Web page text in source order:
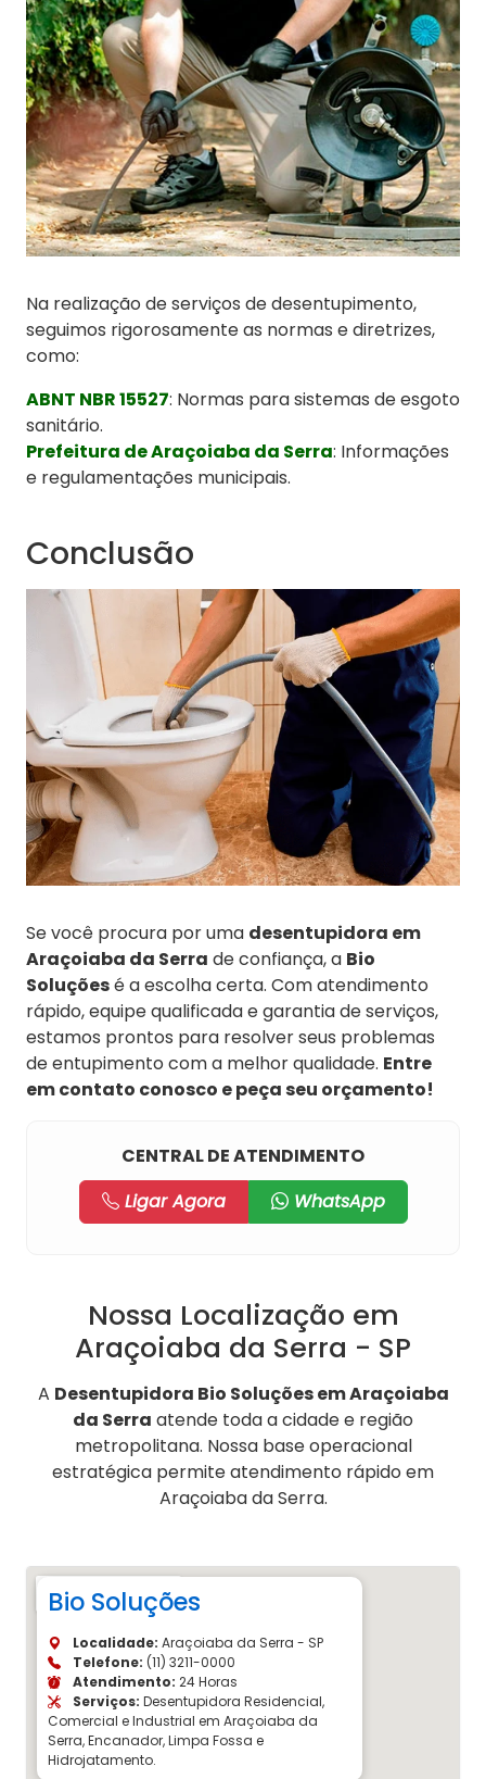
Na realização de serviços de desentupimento,
seguimos rigorosamente as normas e diretrizes,
como:
ABNT NBR 15527: Normas para sistemas de esgoto
sanitário.
Prefeitura de Araçoiaba da Serra: Informações
e regulamentações municipais.
Conclusão
Se você procura por uma desentupidora em
Araçoiaba da Serra de confiança, a Bio
Soluçõesé a escolha certa. Com atendimento
rápido, equipe qualificada e garantia de serviços,
estamos prontos para resolver seus problemas
de entupimento com a melhor qualidade. Entre
em contato conosco e peça seu orçamento!
CENTRAL DE ATENDIMENTO
Ligar Agora
WhatsApp
Nossa Localização em
Araçoiaba da Serra - SP
A Desentupidora Bio Soluções em Araçoiaba
da Serra atende toda a cidade e região
metropolitana. Nossa base operacional
estratégica permite atendimento rápido em
Araçoiaba da Serra.
Bio Soluções
Localidade: Araçoiaba da Serra - SP
Telefone: (11) 3211-0000
Atendimento: 24 Horas
Serviços: Desentupidora Residencial,
Comercial e Industrial em Araçoiaba da
Serra, Encanador, Limpa Fossa e
Hidrojatamento.